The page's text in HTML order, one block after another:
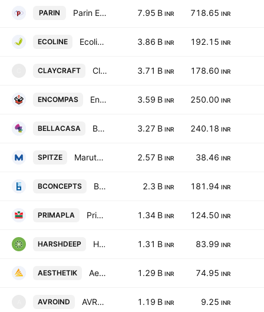
PARIN Parin Enterprises Limited 7.95 B INR 718.65 INR
ECOLINE Ecoline Exim Limited 3.86 B INR 192.15 INR
CLAYCRAFT Clay Craft India Limited 3.71 B INR 178.60 INR
ENCOMPAS Encompass Design India Limited 3.59 B INR 250.00 INR
BELLACASA Bella Casa Fashion & Retail Ltd. 3.27 B INR 240.18 INR
SPITZE Maruti Interior Products Ltd. 2.57 B INR 38.46 INR
BCONCEPTS Brand Concepts Ltd. 2.3 B INR 181.94 INR
PRIMAPLA Prima Plastics Limited 1.34 B INR 124.50 INR
HARSHDEEP Harshdeep Hortico Ltd. 1.31 B INR 83.99 INR
AESTHETIK Aesthetik Engineers Limited 1.29 B INR 74.95 INR
AVROIND AVRO India Ltd. 1.19 B INR 9.25 INR